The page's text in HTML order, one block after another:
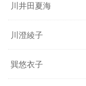
川井田夏海
川澄綾子
巽悠衣子